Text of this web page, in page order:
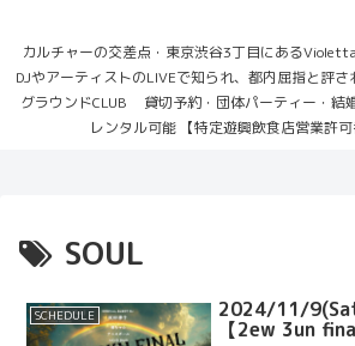
カルチャーの交差点・東京渋谷3丁目にある
DJやアーティストのLIVEで知られ、都内屈指と評
グラウンドCLUB 貸切予約・団体パーティー・結
レンタル可能 【特定遊興飲食店営業許可
SOUL
SCHEDULE 2024/11/
【2ew 3un